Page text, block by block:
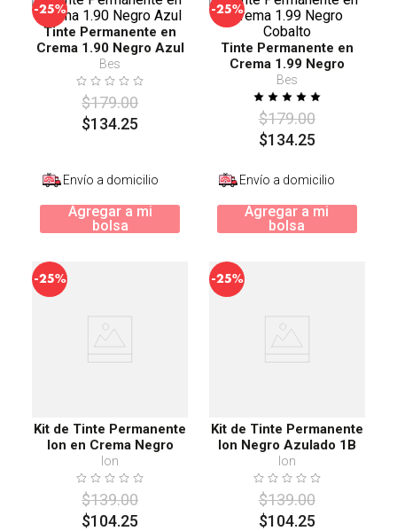
-25%
Tinte Permanente en
Crema 1.90 Negro Azul
Bes
$179.00
$134.25
Envío a domicilio
Agregar a mi
bolsa
-25%
Tinte Permanente en
Crema 1.99 Negro
Cobalto
Bes
$179.00
$134.25
Envío a domicilio
Agregar a mi
bolsa
-25%
Kit de Tinte Permanente
Ion en Crema Negro
Intenso 1N
Ion
$139.00
$104.25
-25%
Kit de Tinte Permanente
Ion Negro Azulado 1B
Ion
$139.00
$104.25